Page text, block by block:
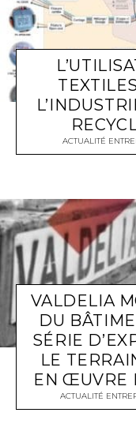
ACTUALITÉ
VALDELIA
DU
SÉRIE
LE
EN ŒUVRE
ACTUALITÉ